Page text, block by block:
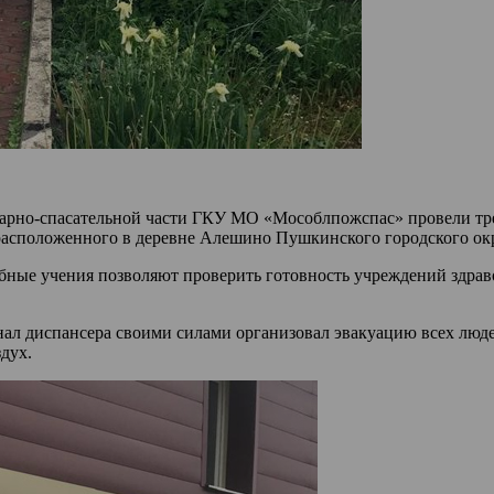
спасательной части ГКУ МО «Мособлпожспас» провели
в деревне Алешино Пушкинского городского
учения позволяют проверить готовность учреждений
диспансера своими силами организовал эвакуацию всех